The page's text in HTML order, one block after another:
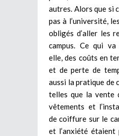
autres. Alors que si
pas à l’université,
obligés d’aller les
campus. Ce qui va
elle, des coûts en
et de perte de
aussi la pratique de
telles que la vente
vêtements et
de coiffure sur le
et l’anxiété étaient